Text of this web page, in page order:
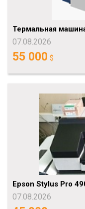
Термальная
07.08.2026
55 000 $
Epson Stylus Pro
07.08.2026